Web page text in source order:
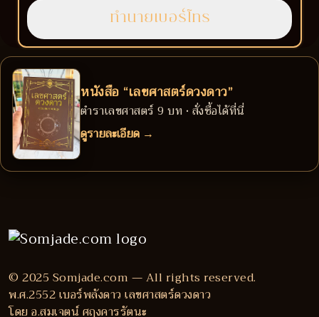
หนังสือ “เลขศาสตร์ดวงดาว”
ตำราเลขศาสตร์ 9 บท • สั่งซื้อได้ที่นี่
ดูรายละเอียด →
© 2025 Somjade.com — All rights reserved.
พ.ศ.2552 เบอร์พลังดาว เลขศาสตร์ดวงดาว
โดย อ.สมเจตน์ ศฤงคารรัตนะ